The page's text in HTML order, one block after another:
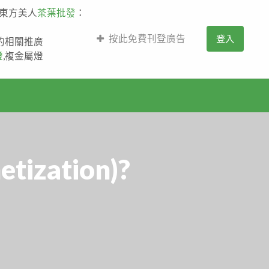
方美人 茶葉批發 ：
相關推廣
,複金屬燈
按此免費刊登廣告 登入